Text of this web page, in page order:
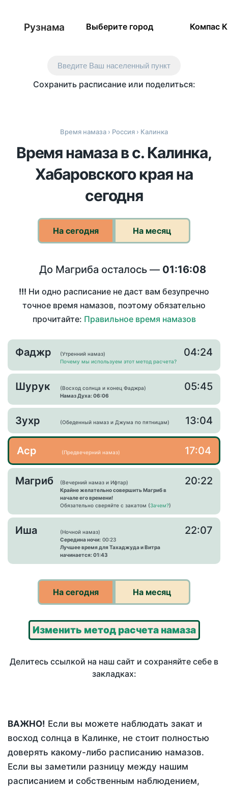
Рузнама Выберите город Компас
Введите Ваш населенный пункт
Сохранить расписание или поделиться:
Время намаза › Россия › Калинка
Время намаза в с. Калинка,
Хабаровского края на
сегодня
На сегодня На месяц
До Магриба осталось — 01:16:08
!!! Ни одно расписание не даст вам безупречно
точное время намазов, поэтому обязательно
прочитайте: Правильное время намазов
Фаджр
(Утренний намаз)
Почему мы используем этот метод расчета?
04:24
Шурук
(Восход солнца и конец Фаджра)
Намаз Духа: 06:06
05:45
Зухр (Обеденный намаз и Джума по пятницам) 13:04
Аср (Предвечерний намаз) 17:04
Магриб
(Вечерний намаз и Ифтар)
Крайне желательно совершить Магриб в
начале его времени!
Обязательно сверяйте с закатом (Зачем?)
20:22
Иша
(Ночной намаз)
Середина ночи: 00:23
Лучшее время для Тахаджуда и Витра
начинается: 01:43
22:07
На сегодня На месяц
Изменить метод расчета намаза
Делитесь ссылкой на наш сайт и сохраняйте себе в
закладках:
ВАЖНО! Если вы можете наблюдать закат и
восход солнца в Калинке, не стоит полностью
доверять какому-либо расписанию намазов.
Если вы заметили разницу между нашим
расписанием и собственным наблюдением,